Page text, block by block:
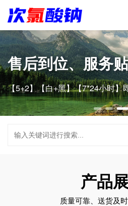
售后到位、服务
【5+2】【白+黑】【7*24小时】
产品
质量可靠、送货及